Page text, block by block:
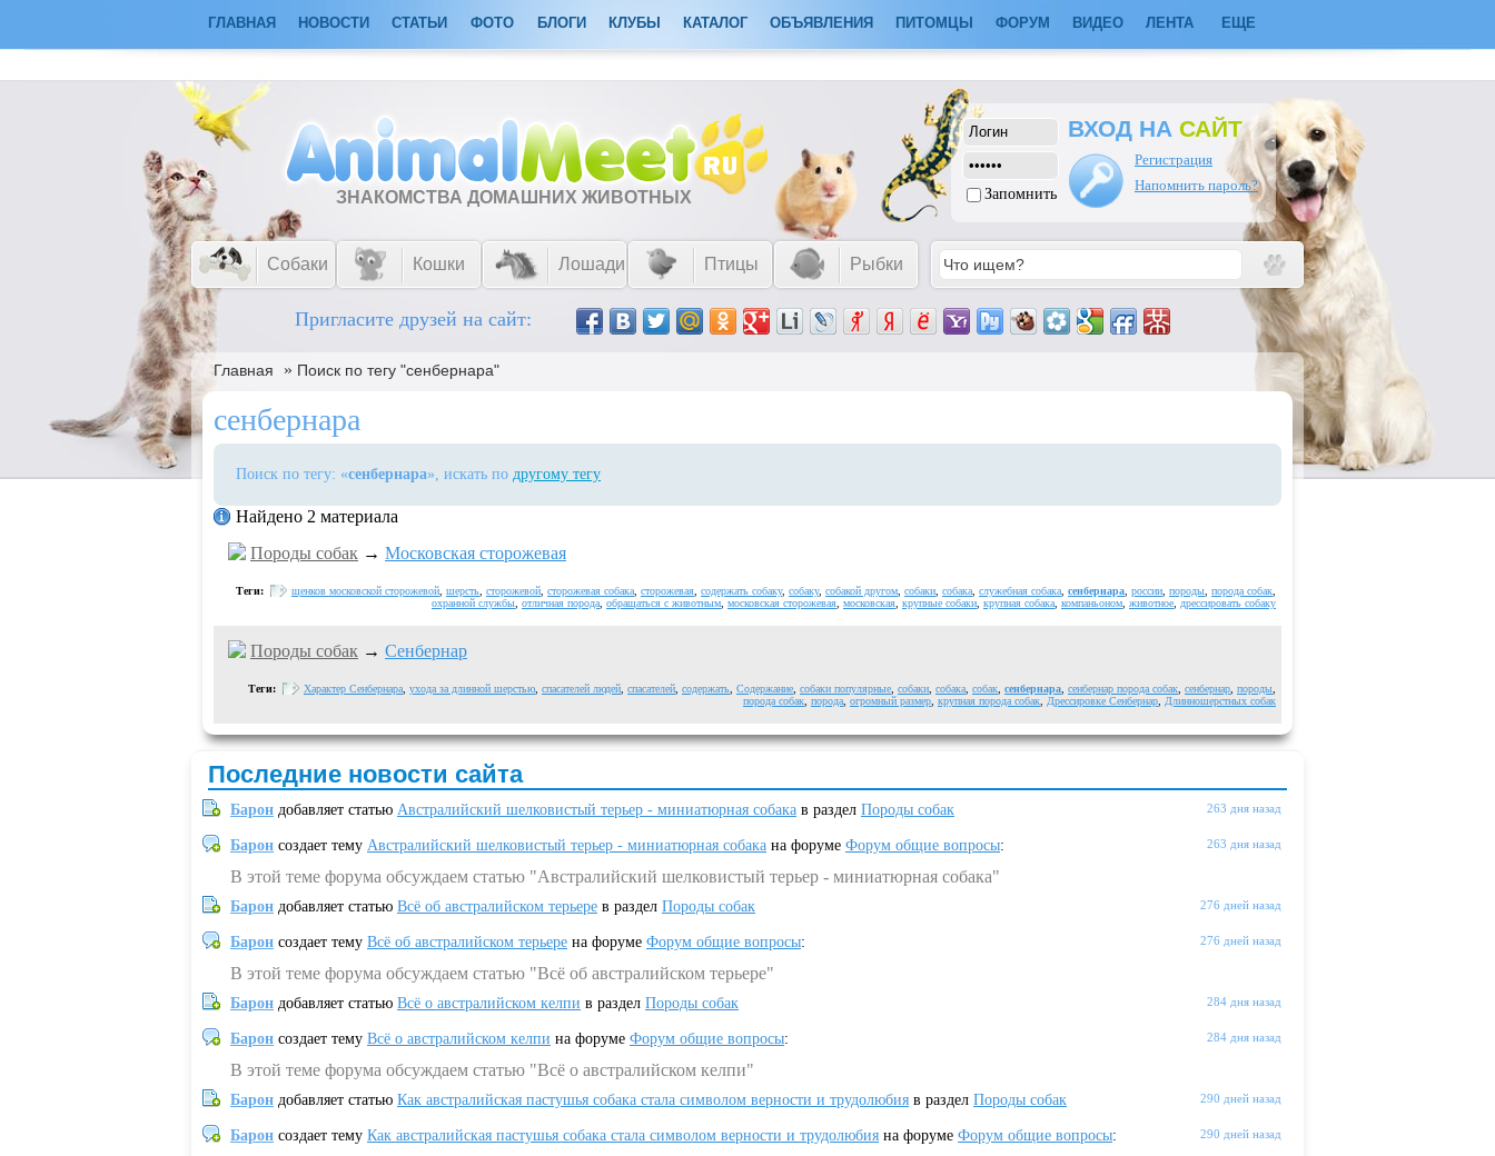
ГЛАВНАЯ НОВОСТИ СТАТЬИ ФОТО БЛОГИ КЛУБЫ КАТАЛОГ ОБЪЯВЛЕНИЯ ПИТОМЦЫ ФОРУМ ВИДЕО ЛЕНТА ЕЩЕ
ЗНАКОМСТВА ДОМАШНИХ ЖИВОТНЫХ Запомнить
ВХОД НА САЙТ
Регистрация
Напомнить пароль?
Собаки Кошки Лошади Птицы Рыбки
Пригласите друзей на сайт:
Главная » Поиск по тегу "сенбернара"
сенбернара
Поиск по тегу: «сенбернара», искать по другому тегу
Найдено 2 материала
Породы собак → Московская сторожевая
Теги: щенков московской сторожевой шерсть сторожевой сторожевая собака сторожевая содержать собаку, собаку, собакой другом собаки собака служебная собака сенбернара россии породы порода собак
охранной службы отличная порода обращаться с животным московская сторожевая московская крупные собаки крупная собака компаньоном животное дрессировать собаку
Породы собак → Сенбернар
Теги: Характер Сенбернара ухода за длинной шерстью спасателей людей спасателей содержать Содержание собаки популярные собаки собака собак сенбернара сенбернар порода собак сенбернар породы
порода собак порода огромный размер крупная порода собак Дрессировке Сенбернар Длинношерстных собак
Последние новости сайта
263 дня назад
Барон добавляет статью Австралийский шелковистый терьер - миниатюрная собака в раздел Породы собак
263 дня назад
Барон создает тему Австралийский шелковистый терьер - миниатюрная собака на форуме Форум общие вопросы:
В этой теме форума обсуждаем статью "Австралийский шелковистый терьер - миниатюрная собака"
276 дней назад
Барон добавляет статью Всё об австралийском терьере в раздел Породы собак
276 дней назад
Барон создает тему Всё об австралийском терьере на форуме Форум общие вопросы:
В этой теме форума обсуждаем статью "Всё об австралийском терьере"
284 дня назад
Барон добавляет статью Всё о австралийском келпи в раздел Породы собак
284 дня назад
Барон создает тему Всё о австралийском келпи на форуме Форум общие вопросы:
В этой теме форума обсуждаем статью "Всё о австралийском келпи"
290 дней назад
Барон добавляет статью Как австралийская пастушья собака стала символом верности и трудолюбия в раздел Породы собак
290 дней назад
Барон создает тему Как австралийская пастушья собака стала символом верности и трудолюбия на форуме Форум общие вопросы: